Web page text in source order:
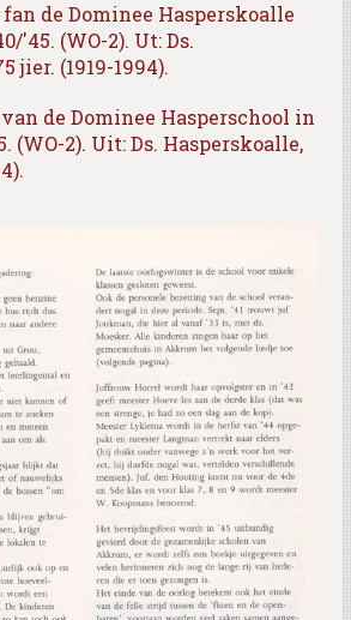
de Dominee Hasperskoalle
'45. (WO-2). Ut: Ds.
jier. (1919-1994).
de Dominee Hasperschool in
(WO-2). Uit:Ds. Hasperskoalle,